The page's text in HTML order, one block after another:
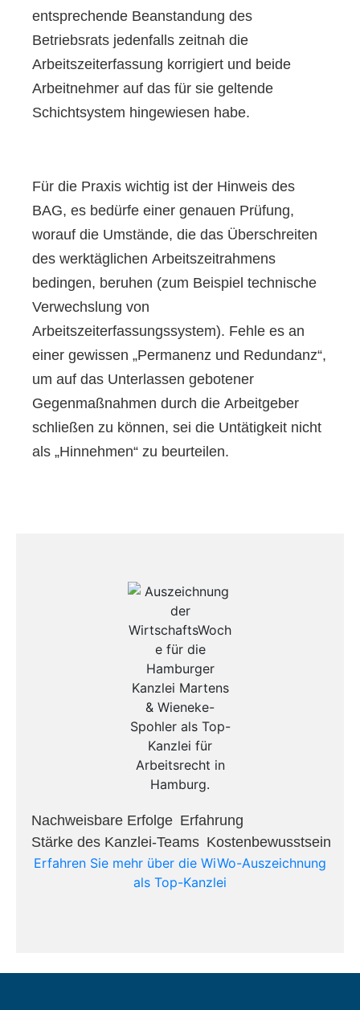
entsprechende Beanstandung des
Betriebsrats jedenfalls zeitnah die
Arbeitszeiterfassung korrigiert und beide
Arbeitnehmer auf das für sie geltende
Schichtsystem hingewiesen habe.
Für die Praxis wichtig ist der Hinweis des
BAG, es bedürfe einer genauen Prüfung,
worauf die Umstände, die das Überschreiten
des werktäglichen Arbeitszeitrahmens
bedingen, beruhen (zum Beispiel technische
Verwechslung von
Arbeitszeiterfassungssystem). Fehle es an
einer gewissen „Permanenz und Redundanz“,
um auf das Unterlassen gebotener
Gegenmaßnahmen durch die Arbeitgeber
schließen zu können, sei die Untätigkeit nicht
als „Hinnehmen“ zu beurteilen.
Nachweisbare Erfolge​ Erfahrung​
Stärke des Kanzlei-Teams​ Kostenbewusstsein​
Erfahren Sie mehr über die WiWo-Auszeichnung
als Top-Kanzlei